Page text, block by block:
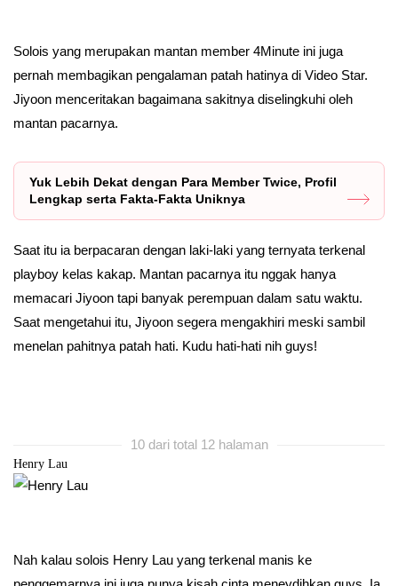
Solois yang merupakan mantan member 4Minute ini juga
pernah membagikan pengalaman patah hatinya di Video Star.
Jiyoon menceritakan bagaimana sakitnya diselingkuhi oleh
mantan pacarnya.
Yuk Lebih Dekat dengan Para Member Twice, Profil
Lengkap serta Fakta-Fakta Uniknya
Saat itu ia berpacaran dengan laki-laki yang ternyata terkenal
playboy kelas kakap. Mantan pacarnya itu nggak hanya
memacari Jiyoon tapi banyak perempuan dalam satu waktu.
Saat mengetahui itu, Jiyoon segera mengakhiri meski sambil
menelan pahitnya patah hati. Kudu hati-hati nih guys!
10 dari total 12 halaman
Henry Lau
Nah kalau solois Henry Lau yang terkenal manis ke